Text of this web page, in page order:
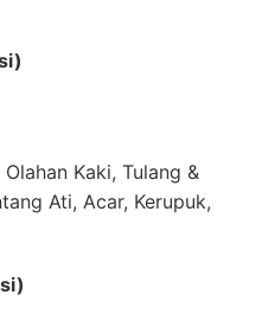
Kaki, Tulang &
Ati, Acar, Kerupuk,